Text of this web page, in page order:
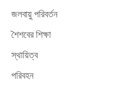
জলবায়ু পরিবর্তন
শৈশবের শিক্ষা
স্থায়িত্ব
পরিবহন